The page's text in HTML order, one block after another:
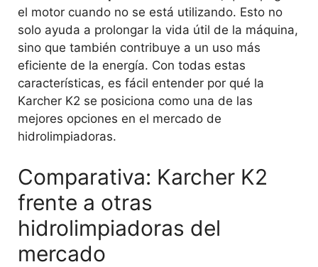
el motor cuando no se está utilizando. Esto no
solo ayuda a prolongar la vida útil de la máquina,
sino que también contribuye a un uso más
eficiente de la energía. Con todas estas
características, es fácil entender por qué la
Karcher K2 se posiciona como una de las
mejores opciones en el mercado de
hidrolimpiadoras.
Comparativa: Karcher K2
frente a otras
hidrolimpiadoras del
mercado